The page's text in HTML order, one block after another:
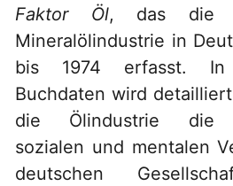
Faktor Öl, das die
Mineralölindustrie in
bis 1974 erfasst. In
Buchdaten wird
die Ölindustrie die
sozialen und mentalen
deutschen